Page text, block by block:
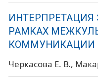
РАМКАХ
КОММУНИКАЦИИ
Черкасова Е. В.